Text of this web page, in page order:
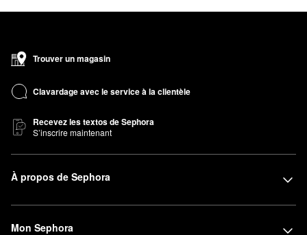
Trouver un magasin
Clavardage avec le service à la clientèle
Recevez les textos de Sephora
S’inscrire maintenant
À propos de Sephora
Mon Sephora